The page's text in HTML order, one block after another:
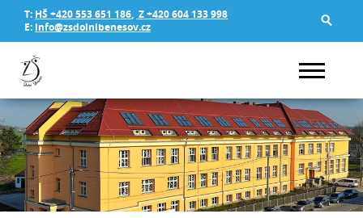
T: HŠ +420 553 651 186, Z +420 604 133 998
E: info@zsdolnibenesov.cz